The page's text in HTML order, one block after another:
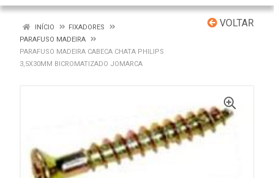
VOLTAR
INÍCIO
FIXADORES
PARAFUSO MADEIRA
PARAFUSO MADEIRA CABECA CHATA PHILIPS
3,5X30MM BICROMATIZADO JOMARCA